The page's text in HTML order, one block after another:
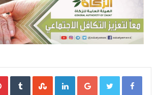
Google+
LinkedIn
‏StumbleUpon